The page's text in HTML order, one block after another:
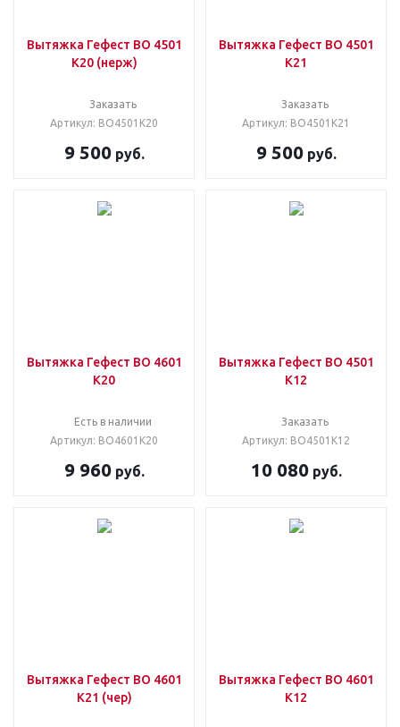
Вытяжка Гефест ВО 4501
К20 (нерж)
Заказать
Артикул: ВО4501К20
9 500руб.
Вытяжка Гефест ВО 4501
К21
Заказать
Артикул: ВО4501К21
9 500руб.
Вытяжка Гефест ВО 4601
К20
Есть в наличии
Артикул: ВО4601К20
9 960руб.
Вытяжка Гефест ВО 4501
К12
Заказать
Артикул: ВО4501К12
10 080руб.
Вытяжка Гефест ВО 4601
К21 (чер)
Вытяжка Гефест ВО 4601
К12